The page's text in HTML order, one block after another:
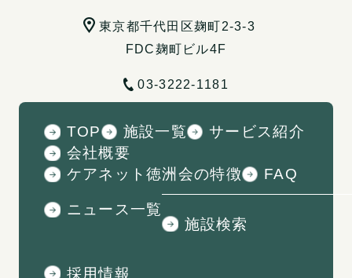
東京都千代田区麹町2-3-3
FDC麹町ビル4F
03-3222-1181
TOP 施設一覧
サービス紹介
会社概要
ケアネット徳洲会の特徴
FAQ
ニュース一覧
施設検索
採用情報